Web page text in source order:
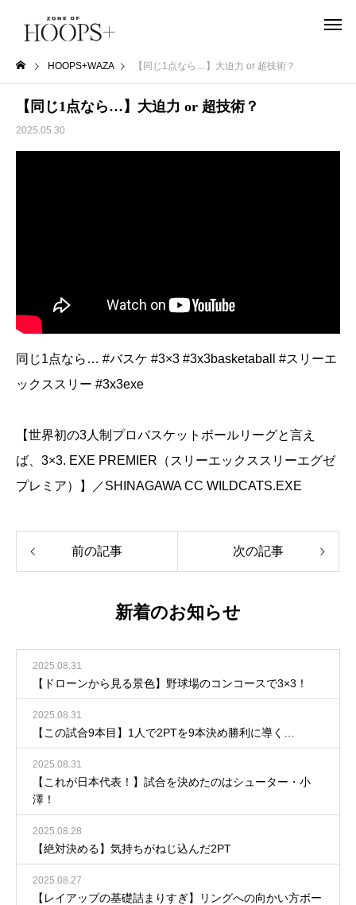
HOOPS+WAZA 【同じ1点なら…】大迫力 or 超技術？
【同じ1点なら…】大迫力 or 超技術？
2025.05.30
同じ1点なら… #バスケ #3×3 #3x3basketaball #スリーエ
ックススリー #3x3exe
【世界初の3人制プロバスケットボールリーグと言え
ば、3×3. EXE PREMIER（スリーエックススリーエグゼ
プレミア）】／SHINAGAWA CC WILDCATS.EXE
前の記事 次の記事
新着のお知らせ
2025.08.31
【ドローンから見る景色】野球場のコンコースで3×3！
2025.08.31
【この試合9本目】1人で2PTを9本決め勝利に導く…
2025.08.31
【これが日本代表！】試合を決めたのはシューター・小
澤！
2025.08.28
【絶対決める】気持ちがねじ込んだ2PT
2025.08.27
【レイアップの基礎詰まりすぎ】リングへの向かい方ボー